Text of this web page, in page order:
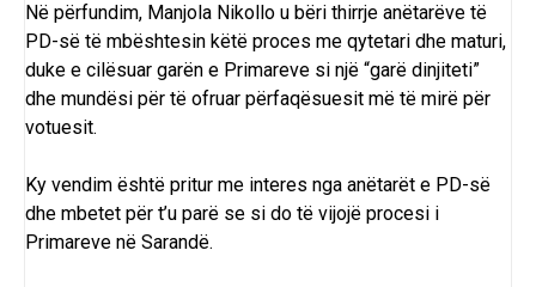
Në përfundim, Manjola Nikollo u bëri thirrje anëtarëve të
PD-së të mbështesin këtë proces me qytetari dhe maturi,
duke e cilësuar garën e Primareve si një “garë dinjiteti”
dhe mundësi për të ofruar përfaqësuesit më të mirë për
votuesit.
Ky vendim është pritur me interes nga anëtarët e PD-së
dhe mbetet për t’u parë se si do të vijojë procesi i
Primareve në Sarandë.